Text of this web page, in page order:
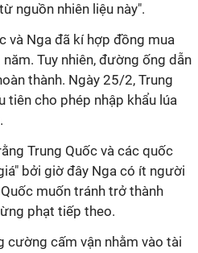
nguồn nhiên liệu này".
và Nga đã kí hợp đồng mua
Tuy nhiên, đường ống dẫn
thành. Ngày 25/2, Trung
tiên cho phép nhập khẩu lúa
Trung Quốc và các quốc
bởi giờ đây Nga có ít người
muốn tránh trở thành
phạt tiếp theo.
cấm vận nhằm vào tài